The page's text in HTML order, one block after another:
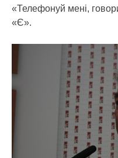
«Телефонуй мені,
«Є».